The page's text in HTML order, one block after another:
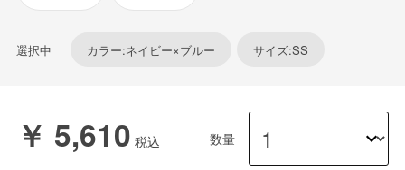
選択中 カラー:ネイビー×ブルー サイズ:SS
￥ 5,610 数量